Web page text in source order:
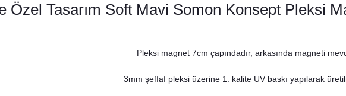
Özel Tasarım Soft Mavi Somon Konsept Pleksi
Pleksi magnet 7cm çapındadır, arkasında magneti
3mm şeffaf pleksi üzerine 1. kalite UV baskı yapılarak